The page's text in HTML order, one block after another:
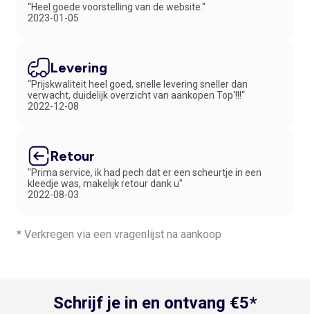
“Heel goede voorstelling van de website.“
2023-01-05
Levering
“Prijskwaliteit heel goed, snelle levering sneller dan
verwacht, duidelijk overzicht van aankopen Top'!!!“
2022-12-08
Retour
"Prima service, ik had pech dat er een scheurtje in een
kleedje was, makelijk retour dank u"
2022-08-03
* Verkregen via een vragenlijst na aankoop
Schrijf je in en ontvang €5*